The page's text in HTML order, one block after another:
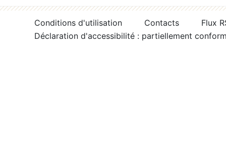
Conditions d'utilisation Contacts
Flux
Déclaration d'accessibilité : partiellement